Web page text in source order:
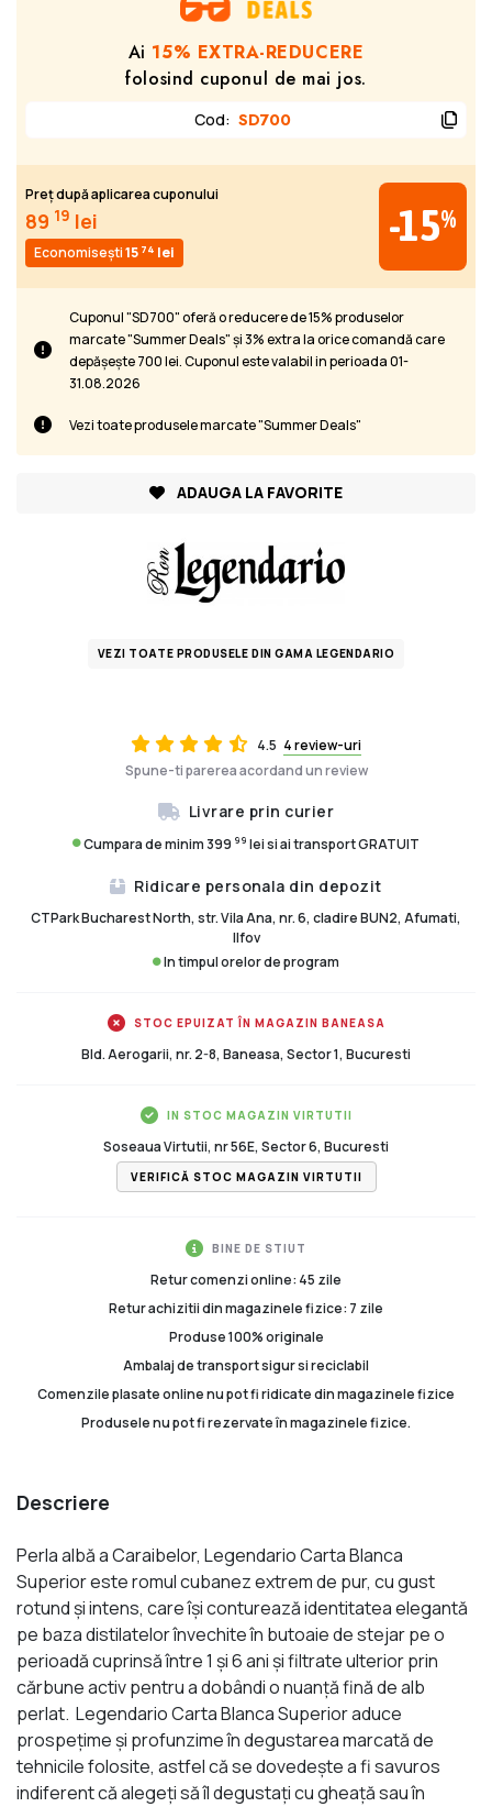
4.5 4 review-uri
Spune-ti parerea acordand un review
Livrare prin curier
Cumpara de minim 399 99 lei si ai transport GRATUIT
Ridicare personala din depozit
CTPark Bucharest North, str. Vila Ana, nr. 6, cladire BUN2, Afumati,
Ilfov
In timpul orelor de program
STOC EPUIZAT ÎN MAGAZIN BANEASA
Bld. Aerogarii, nr. 2-8, Baneasa, Sector 1, Bucuresti
IN STOC MAGAZIN VIRTUTII
Soseaua Virtutii, nr 56E, Sector 6, Bucuresti
VERIFICĂ STOC MAGAZIN VIRTUTII
BINE DE STIUT
Retur comenzi online: 45 zile
Retur achizitii din magazinele fizice: 7 zile
Produse 100% originale
Ambalaj de transport sigur si reciclabil
Comenzile plasate online nu pot fi ridicate din magazinele fizice
Produsele nu pot fi rezervate în magazinele fizice.
Ai 15% EXTRA-REDUCERE
folosind cuponul de mai jos.
Cod: SD700
Preț după aplicarea cuponului
89 19 lei
Economisești15 74 lei
-15%
Cuponul "SD700" oferă o reducere de 15% produselor
marcate "Summer Deals" și 3% extra la orice comandă care
depășește 700 lei. Cuponul este valabil in perioada 01-
31.08.2026
Vezi toate produsele marcate "Summer Deals"
ADAUGA LA FAVORITE
VEZI TOATE PRODUSELE DIN GAMA LEGENDARIO
Descriere
Perla albă a Caraibelor, Legendario Carta Blanca
Superior este romul cubanez extrem de pur, cu gust
rotund şi intens, care îşi conturează identitatea elegantă
pe baza distilatelor învechite în butoaie de stejar pe o
perioadă cuprinsă între 1 şi 6 ani şi filtrate ulterior prin
cărbune activ pentru a dobândi o nuanţă fină de alb
perlat. Legendario Carta Blanca Superior aduce
prospeţime şi profunzime în degustarea marcată de
tehnicile folosite, astfel că se dovedeşte a fi savuros
indiferent că alegeţi să îl degustaţi cu gheaţă sau în